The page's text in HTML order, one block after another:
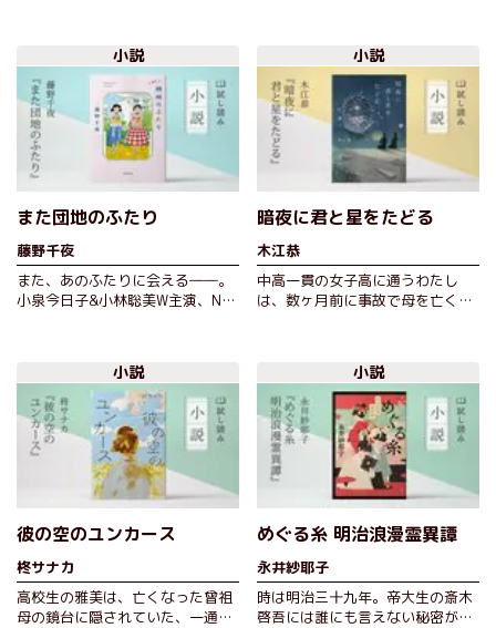
小説
また団地のふたり
藤野千夜
また、あのふたりに会える――。
小泉今日子&小林聡美W主演、NHK
小説
暗夜に君と星をたどる
木江恭
中高一貫の女子高に通うわたし
は、数ヶ月前に事故で母を亡くし
小説
彼の空のユンカース
柊サナカ
高校生の雅美は、亡くなった曾祖
母の鏡台に隠されていた、一通の
小説
めぐる糸 明治浪漫霊異譚
永井紗耶子
時は明治三十九年。帝大生の斎木
啓吾には誰にも言えない秘密があ